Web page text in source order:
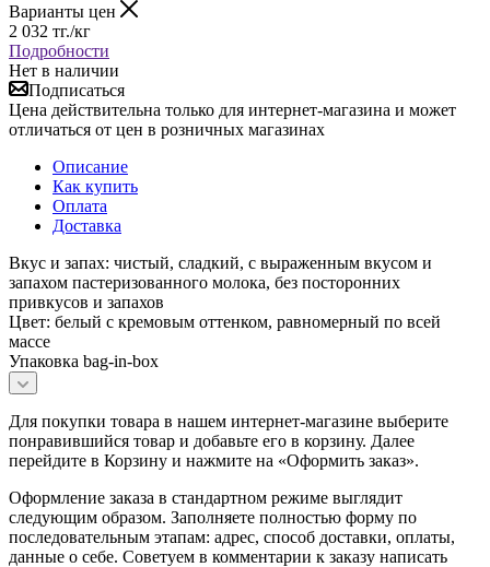
Варианты цен
2 032 тг./кг
Подробности
Нет в наличии
Подписаться
Цена действительна только для интернет-магазина и может
отличаться от цен в розничных магазинах
Описание
Как купить
Оплата
Доставка
Вкус и запах: чистый, сладкий, с выраженным вкусом и
запахом пастеризованного молока, без посторонних
привкусов и запахов
Цвет: белый с кремовым оттенком, равномерный по всей
массе
Упаковка bag-in-box
Для покупки товара в нашем интернет-магазине выберите
понравившийся товар и добавьте его в корзину. Далее
перейдите в Корзину и нажмите на «Оформить заказ».
Оформление заказа в стандартном режиме выглядит
следующим образом. Заполняете полностью форму по
последовательным этапам: адрес, способ доставки, оплаты,
данные о себе. Советуем в комментарии к заказу написать